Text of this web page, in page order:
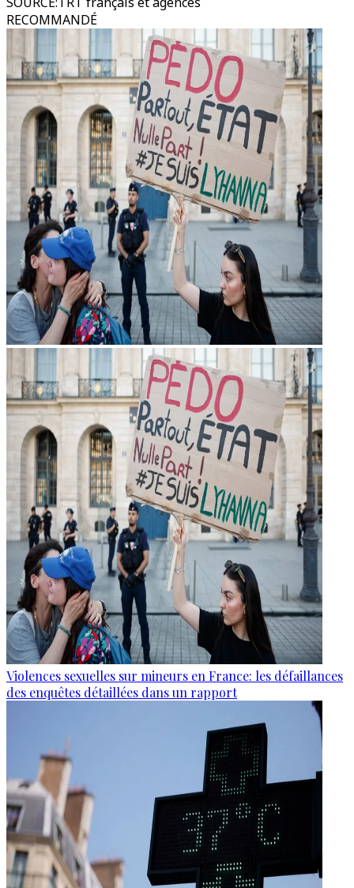
RECOMMANDÉ
Violences sexuelles sur mineurs en France: les défaillances
des enquêtes détaillées dans un rapport